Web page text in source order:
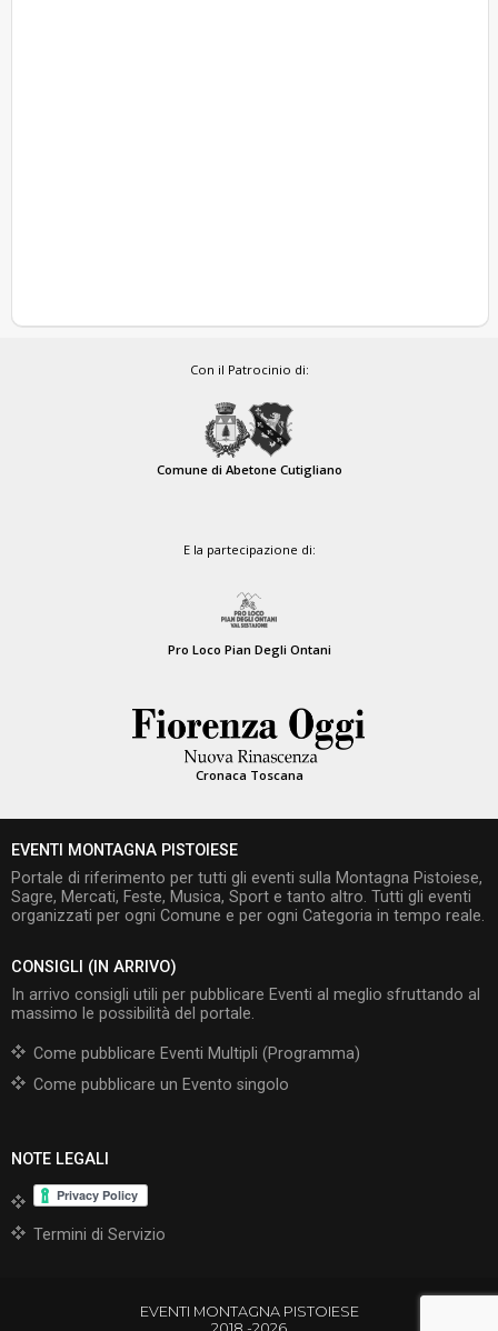
Con il Patrocinio di:
Comune di Abetone Cutigliano
E la partecipazione di:
Pro Loco Pian Degli Ontani
Cronaca Toscana
EVENTI MONTAGNA PISTOIESE
Portale di riferimento per tutti gli eventi sulla Montagna Pistoiese,
Sagre, Mercati, Feste, Musica, Sport e tanto altro. Tutti gli eventi
organizzati per ogni Comune e per ogni Categoria in tempo reale.
CONSIGLI (IN ARRIVO)
In arrivo consigli utili per pubblicare Eventi al meglio sfruttando al
massimo le possibilità del portale.
Come pubblicare Eventi Multipli (Programma)
Come pubblicare un Evento singolo
NOTE LEGALI
Termini di Servizio
EVENTI MONTAGNA PISTOIESE